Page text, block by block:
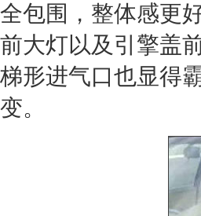
全包围，整体感更
前大灯以及引擎盖
梯形进气口也显得
变。